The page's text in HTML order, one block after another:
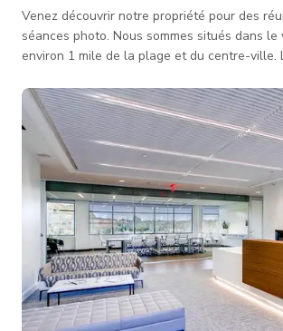
Venez découvrir notre propriété pour des
séances photo. Nous sommes situés dans le
environ 1 mile de la plage et du centre-ville.
grand porche avant, d'un putting green,
d'une terrasse surplombant la piscine avec
sièges pour les invités.